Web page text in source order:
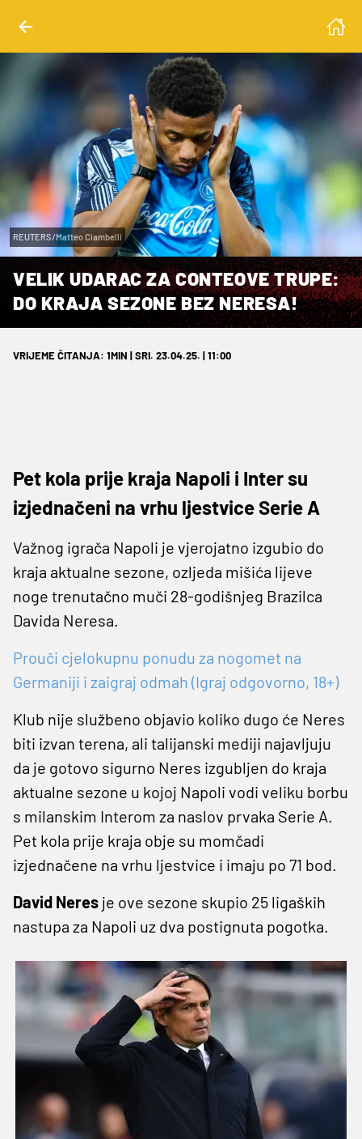
REUTERS/Matteo Ciambelli
VELIK UDARAC ZA CONTEOVE TRUPE:
DO KRAJA SEZONE BEZ NERESA!
VRIJEME ČITANJA: 1MIN | SRI. 23.04.25. | 11:00
Pet kola prije kraja Napoli i Inter su
izjednačeni na vrhu ljestvice Serie A
Važnog igrača Napoli je vjerojatno izgubio do
kraja aktualne sezone, ozljeda mišića lijeve
noge trenutačno muči 28-godišnjeg Brazilca
Davida Neresa.
Prouči cjelokupnu ponudu za nogomet na
Germaniji i zaigraj odmah (Igraj odgovorno, 18+)
Klub nije službeno objavio koliko dugo će Neres
biti izvan terena, ali talijanski mediji najavljuju
da je gotovo sigurno Neres izgubljen do kraja
aktualne sezone u kojoj Napoli vodi veliku borbu
s milanskim Interom za naslov prvaka Serie A.
Pet kola prije kraja obje su momčadi
izjednačene na vrhu ljestvice i imaju po 71 bod.
David Neres je ove sezone skupio 25 ligaških
nastupa za Napoli uz dva postignuta pogotka.